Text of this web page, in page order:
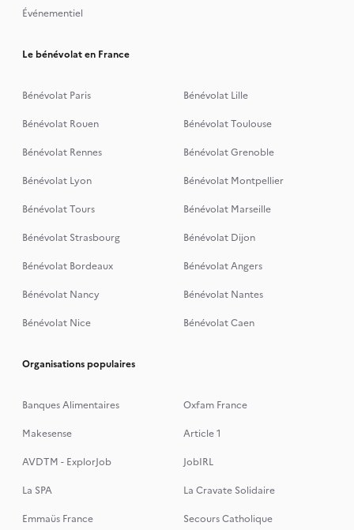
Événementiel
Le bénévolat en France
Bénévolat Paris
Bénévolat Lille
Bénévolat Rouen
Bénévolat Toulouse
Bénévolat Rennes
Bénévolat Grenoble
Bénévolat Lyon
Bénévolat Montpellier
Bénévolat Tours
Bénévolat Marseille
Bénévolat Strasbourg
Bénévolat Dijon
Bénévolat Bordeaux
Bénévolat Angers
Bénévolat Nancy
Bénévolat Nantes
Bénévolat Nice
Bénévolat Caen
Organisations populaires
Banques Alimentaires
Oxfam France
Makesense
Article 1
AVDTM - ExplorJob
JobIRL
La SPA
La Cravate Solidaire
Emmaüs France
Secours Catholique